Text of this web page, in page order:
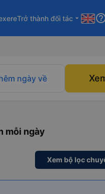
Trở thành đối tác arrow_drop_down
ngày về
mỗi ngày
Xem bộ lọc